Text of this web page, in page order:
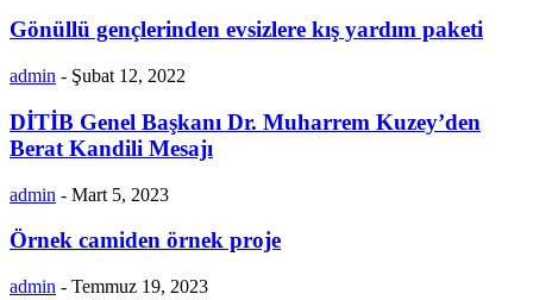
Gönüllü gençlerinden evsizlere kış yardım paketi
admin - Şubat 12, 2022
DİTİB Genel Başkanı Dr. Muharrem Kuzey’den
Berat Kandili Mesajı
admin - Mart 5, 2023
Örnek camiden örnek proje
admin - Temmuz 19, 2023